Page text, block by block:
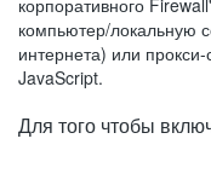
корпоративного
компьютер/локальную
интернета) или
JavaScript.
Для того чтобы